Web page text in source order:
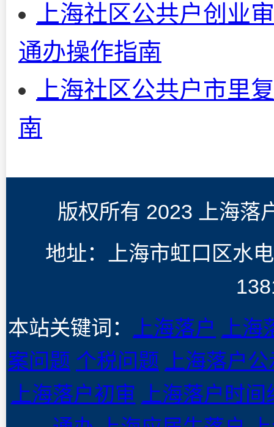
上海社区公共户创业
通办操作指南
上海社区公共户市里
南
版权所有 2023 上海落
地址：上海市虹口区水
本站关键词：
上海落户
上
案问题 个税问题
上海落户
上海落户初审
上海落户时间